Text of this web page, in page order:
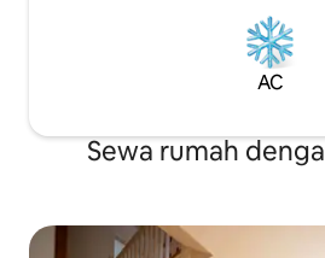
AC
Sewa rumah